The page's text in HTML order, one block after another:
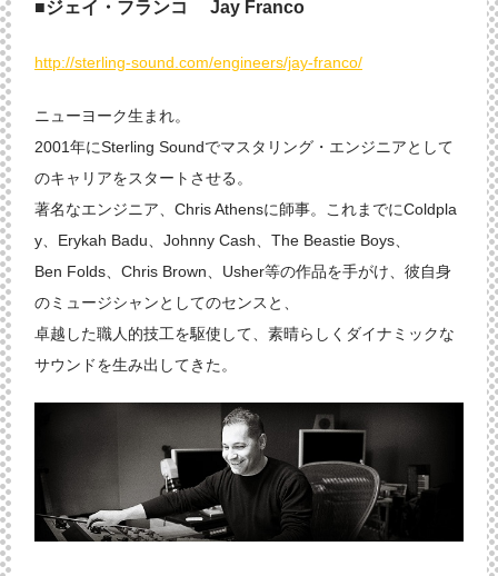
■ジェイ・フランコ Jay Franco
http://sterling-sound.com/engineers/jay-franco/
ニューヨーク生まれ。
2001年にSterling Soundでマスタリング・エンジニアとして
のキャリアをスタートさせる。
著名なエンジニア、Chris Athensに師事。これまでにColdpla
y、Erykah Badu、Johnny Cash、The Beastie Boys、
Ben Folds、Chris Brown、Usher等の作品を手がけ、彼自身
のミュージシャンとしてのセンスと、
卓越した職人的技工を駆使して、素晴らしくダイナミックな
サウンドを生み出してきた。